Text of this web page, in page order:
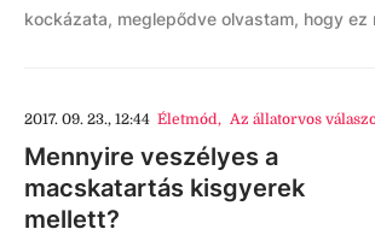
kockázata, meglepődve olvastam, hogy ez
2017. 09. 23., 12:44 Életmód, Az állatorvos
Mennyire veszélyes a
macskatartás kisgyerek
mellett?